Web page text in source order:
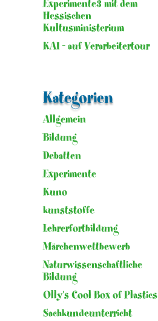
Experimente3 mit dem
Hessischen
Kultusministerium
KAI – auf Verarbeitertour
Kategorien
Allgemein
Bildung
Debatten
Experimente
Kuno
kunststoffe
Lehrerfortbildung
Märchenwettbewerb
Naturwissenschaftliche
Bildung
Olly's Cool Box of Plastics
Sachkundeunterricht